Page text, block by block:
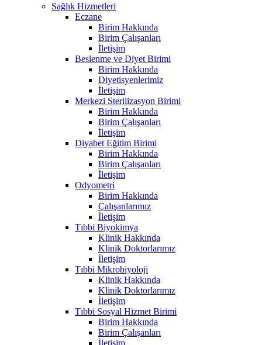
Sağlık Hizmetleri
Eczane
Birim Hakkında
Birim Çalışanları
İletişim
Beslenme ve Diyet Birimi
Birim Hakkında
Diyetisyenlerimiz
İletişim
Merkezi Sterilizasyon Birimi
Birim Hakkında
Birim Çalışanları
İletişim
Diyabet Eğitim Birimi
Birim Hakkında
Birim Çalışanları
İletişim
Odyometri
Birim Hakkında
Çalışanlarımız
İletişim
Tıbbi Biyokimya
Klinik Hakkında
Klinik Doktorlarımız
İletişim
Tıbbi Mikrobiyoloji
Klinik Hakkında
Klinik Doktorlarımız
İletişim
Tıbbi Sosyal Hizmet Birimi
Birim Hakkında
Birim Çalışanları
İletişim